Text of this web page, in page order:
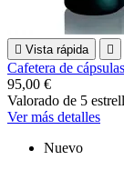
 Vista rápida 
Cafetera de
95,00 €
Valorado de 5
Ver más detalles
Nuevo